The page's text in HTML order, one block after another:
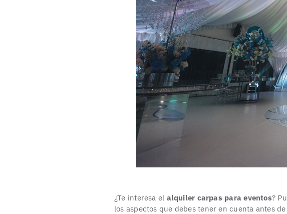
¿Te interesa el alquiler carpas para eventos?
los aspectos que debes tener en cuenta antes de